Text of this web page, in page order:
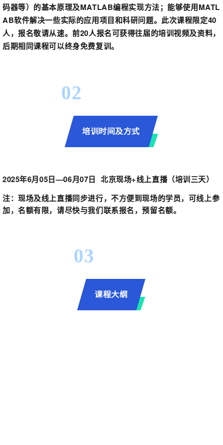
码器等）的基本原理及MATLAB编程实现方法；能够使用MATL
AB软件解决一些实际的应用项目和科研问题。此次课程限定40
人，报名敬请从速。前20人报名可获得往届的培训视频及资料，
后期相同课程可以终身免费复训。
02
培训时间及方式
2025年6月05日—06月07日 北京现场+线上直播（培训三天）
注：现场及线上直播同步进行，不方便到现场的学员，可线上参
加，名额有限，请尽快与我们联系报名，预留名额。
03
课程大纲